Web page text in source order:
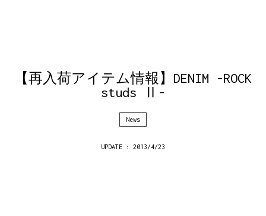
【再入荷アイテム情報】DENIM -ROCK
studs Ⅱ-
News
UPDATE : 2013/4/23